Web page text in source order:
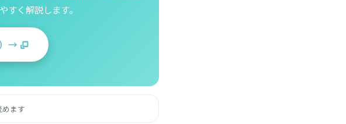
すく解説します。
→
めます